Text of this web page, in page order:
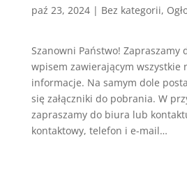
paź 23, 2024| Bez kategorii,
Szanowni Państwo! Zapraszamy
wpisem zawierającym wszystkie
informacje. Na samym dole
się załączniki do pobrania. W
zapraszamy do biura lub
kontaktowy, telefon i e-mail…